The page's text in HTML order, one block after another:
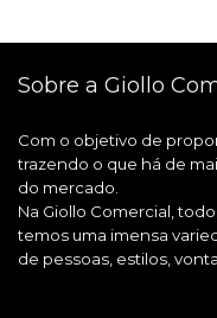
Sobre a Giollo
Com o objetivo de
trazendo o que há de
do mercado.
Na Giollo Comercial,
temos uma imensa
de pessoas, estilos,